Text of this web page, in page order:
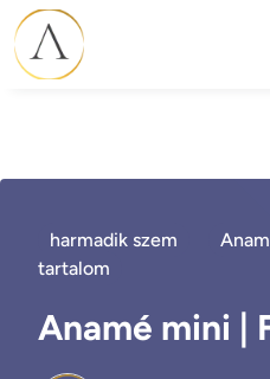
harmadik szem
tartalom
Anamé mini |